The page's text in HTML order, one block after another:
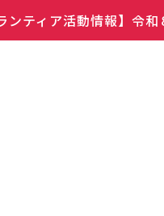
ンティア活動情報】令